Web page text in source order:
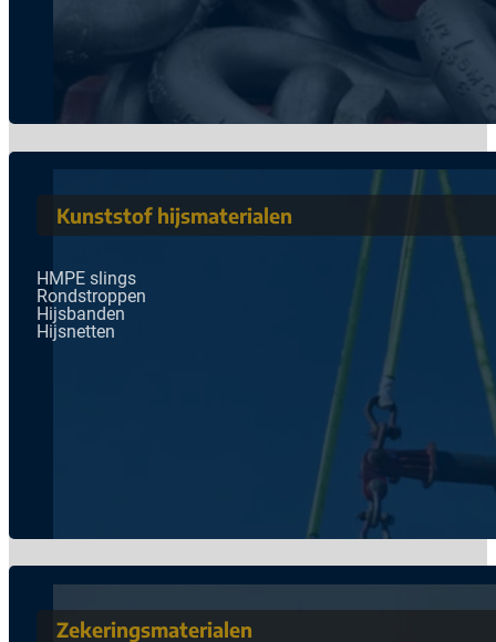
Kunststof hijsmaterialen
HMPE slings
Rondstroppen
Hijsbanden
Hijsnetten
Zekeringsmaterialen